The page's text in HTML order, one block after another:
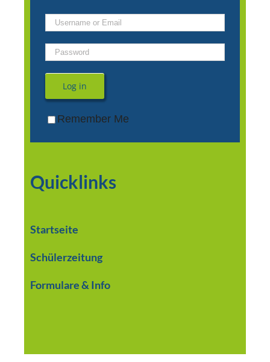
Log in
Remember Me
Quicklinks
Startseite
Schülerzeitung
Formulare & Info